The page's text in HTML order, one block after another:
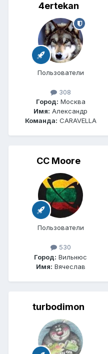
4ertekan
Пользователи
308
Город: Москва
Имя: Александр
Команда: CARAVELLA
CC Moore
Пользователи
530
Город: Вильнюс
Имя: Вячеслав
turbodimon